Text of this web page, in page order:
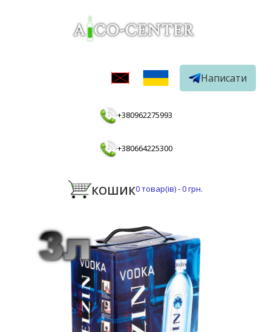
Написати
+380962275993
+380664225300
КОШИК0товар(ів) -0 грн.